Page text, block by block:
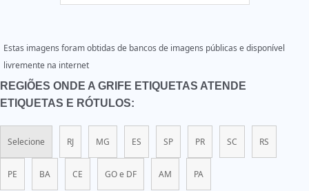
Estas imagens foram obtidas de bancos de imagens públicas e disponível
livremente na internet
REGIÕES ONDE A GRIFE ETIQUETAS ATENDE
ETIQUETAS E RÓTULOS:
Selecione RJ MG ES SP PR SC RS
PE BA CE GO e DF AM PA